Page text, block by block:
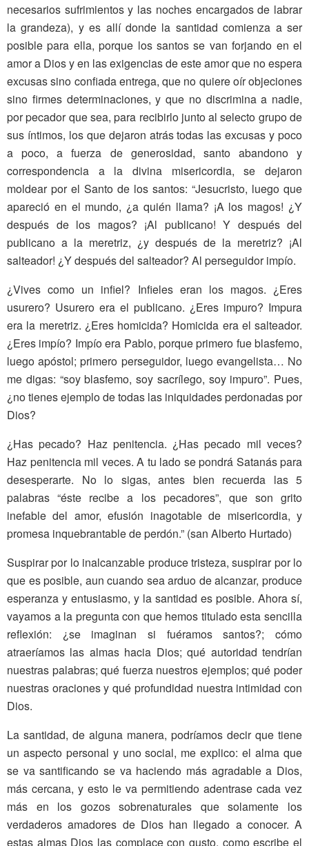
necesarios sufrimientos y las noches encargados de labrar
la grandeza), y es allí donde la santidad comienza a ser
posible para ella, porque los santos se van forjando en el
amor a Dios y en las exigencias de este amor que no espera
excusas sino confiada entrega, que no quiere oír objeciones
sino firmes determinaciones, y que no discrimina a nadie,
por pecador que sea, para recibirlo junto al selecto grupo de
sus íntimos, los que dejaron atrás todas las excusas y poco
a poco, a fuerza de generosidad, santo abandono y
correspondencia a la divina misericordia, se dejaron
moldear por el Santo de los santos: “Jesucristo, luego que
apareció en el mundo, ¿a quién llama? ¡A los magos! ¿Y
después de los magos? ¡Al publicano! Y después del
publicano a la meretriz, ¿y después de la meretriz? ¡Al
salteador! ¿Y después del salteador? Al perseguidor impío.
¿Vives como un infiel? Infieles eran los magos. ¿Eres
usurero? Usurero era el publicano. ¿Eres impuro? Impura
era la meretriz. ¿Eres homicida? Homicida era el salteador.
¿Eres impío? Impío era Pablo, porque primero fue blasfemo,
luego apóstol; primero perseguidor, luego evangelista… No
me digas: “soy blasfemo, soy sacrílego, soy impuro”. Pues,
¿no tienes ejemplo de todas las iniquidades perdonadas por
Dios?
¿Has pecado? Haz penitencia. ¿Has pecado mil veces?
Haz penitencia mil veces. A tu lado se pondrá Satanás para
desesperarte. No lo sigas, antes bien recuerda las 5
palabras “éste recibe a los pecadores”, que son grito
inefable del amor, efusión inagotable de misericordia, y
promesa inquebrantable de perdón.” (san Alberto Hurtado)
Suspirar por lo inalcanzable produce tristeza, suspirar por lo
que es posible, aun cuando sea arduo de alcanzar, produce
esperanza y entusiasmo, y la santidad es posible. Ahora sí,
vayamos a la pregunta con que hemos titulado esta sencilla
reflexión: ¿se imaginan si fuéramos santos?; cómo
atraeríamos las almas hacia Dios; qué autoridad tendrían
nuestras palabras; qué fuerza nuestros ejemplos; qué poder
nuestras oraciones y qué profundidad nuestra intimidad con
Dios.
La santidad, de alguna manera, podríamos decir que tiene
un aspecto personal y uno social, me explico: el alma que
se va santificando se va haciendo más agradable a Dios,
más cercana, y esto le va permitiendo adentrase cada vez
más en los gozos sobrenaturales que solamente los
verdaderos amadores de Dios han llegado a conocer. A
estas almas Dios las complace con gusto, como escribe el